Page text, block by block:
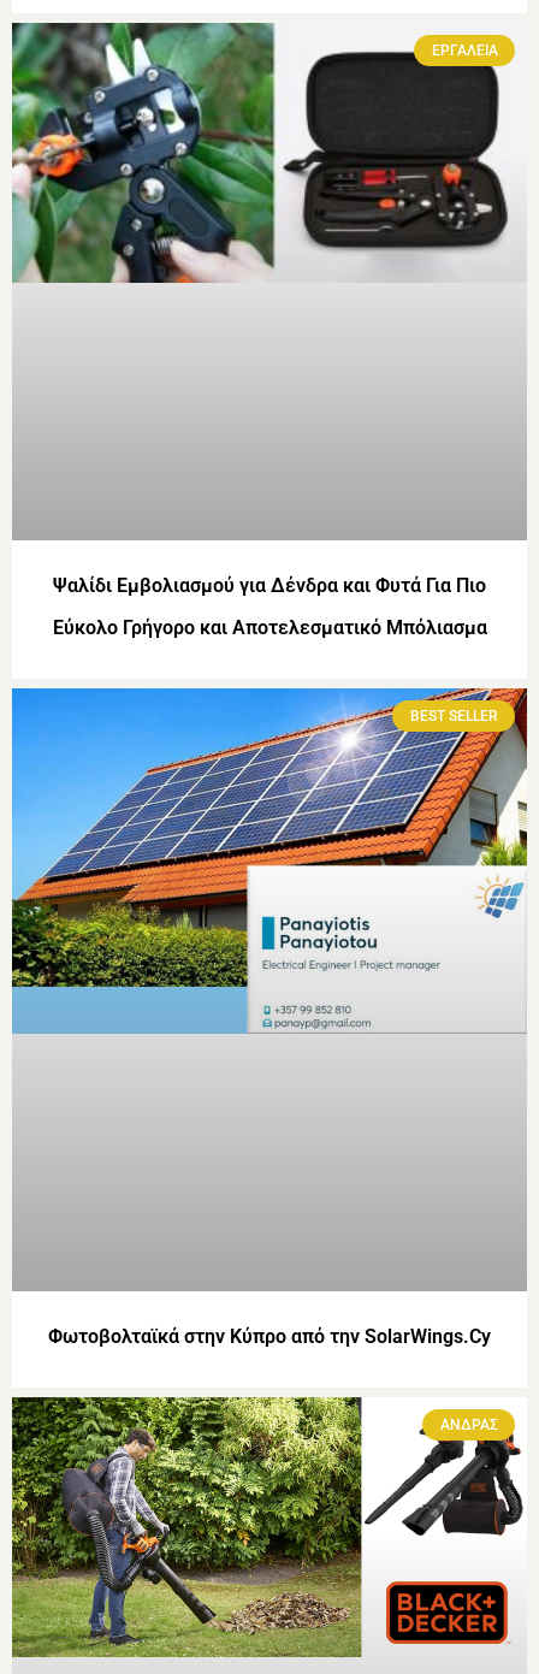
ΕΡΓΑΛΕΙΑ
Ψαλίδι Εμβολιασμού για Δένδρα και Φυτά Για Πιο
Εύκολο Γρήγορο και Αποτελεσματικό Μπόλιασμα
BEST SELLER
Φωτοβολταϊκά στην Κύπρο από την SolarWings.Cy
ΑΝΔΡΑΣ